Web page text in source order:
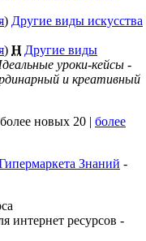
) Другие виды искусства
) Н Другие виды
уроки-кейсы -
и креативный
новых 20 | более
Знаний -
интернет ресурсов -